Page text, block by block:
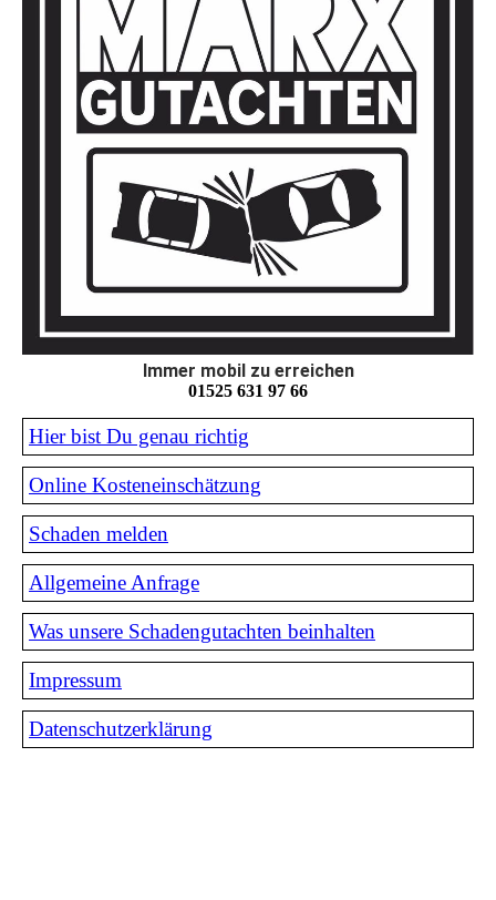
Immer mobil zu erreichen
01525 631 97 66
Hier bist Du genau richtig
Online Kosteneinschätzung
Schaden melden
Allgemeine Anfrage
Was unsere Schadengutachten beinhalten
Impressum
Datenschutzerklärung